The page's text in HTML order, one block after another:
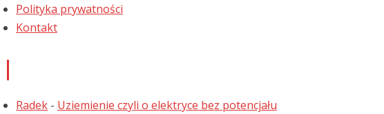
Polityka prywatności
Kontakt
Radek - Uziemienie czyli o elektryce bez potencjału